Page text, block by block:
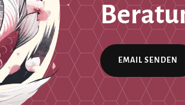
EMAIL SENDEN